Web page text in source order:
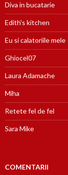
Diva in bucatarie
Edith's kitchen
Eu si calatoriile mele
Ghiocel07
Laura Adamache
Miha
Retete fel de fel
Sara Mike
COMENTARII